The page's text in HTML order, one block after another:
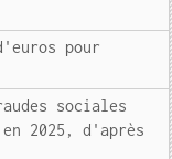
pour
sociales
2025, d'après